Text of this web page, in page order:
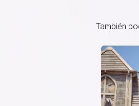
También